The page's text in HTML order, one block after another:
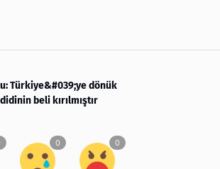
Türkiye&#039;ye dönük
beli kırılmıştır